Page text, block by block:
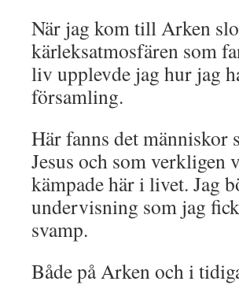
När jag kom till Arken
kärleksatmosfären som
liv upplevde jag hur jag
församling.
Här fanns det människor
Jesus och som verkligen
kämpade här i livet. Jag
undervisning som jag
svamp.
Både på Arken och i